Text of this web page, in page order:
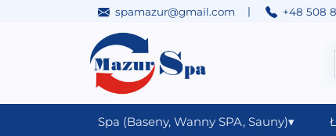
spamazur@gmail.com | +48 508
Main Navigation
Spa (Baseny, Wanny SPA, Sauny)▾